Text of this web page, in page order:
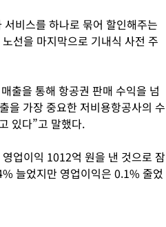
비스를 하나로 묶어 할인해주는
선을 마지막으로 기내식 사전 주
출을 통해 항공권 판매 수익을 넘
을 가장 중요한 저비용항공사의 수
있다”고 말했다.
업이익 1012억 원을 낸 것으로 잠
늘었지만 영업이익은 0.1% 줄었